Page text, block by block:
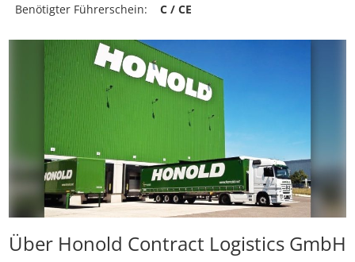
Benötigter Führerschein:
C / CE
Über Honold Contract Logistics GmbH